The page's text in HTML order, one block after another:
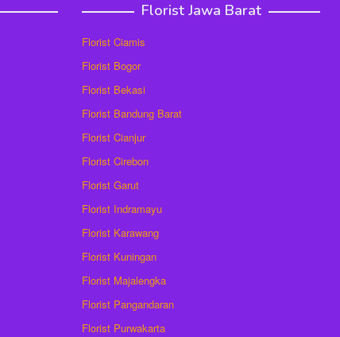
Florist Jawa Barat
Florist Ciamis
Florist Bogor
Florist Bekasi
Florist Bandung Barat
Florist Cianjur
Florist Cirebon
Florist Garut
Florist Indramayu
Florist Karawang
Florist Kuningan
Florist Majalengka
Florist Pangandaran
Florist Purwakarta